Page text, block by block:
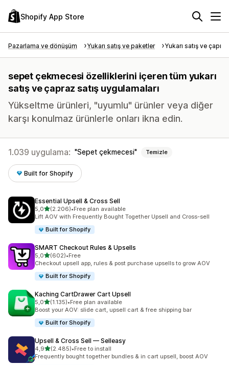
Shopify App Store
Pazarlama ve dönüşüm Yukarı satış ve paketler Yukarı satış ve
sepet çekmecesi özelliklerini içeren tüm yukarı
satış ve çapraz satış uygulamaları
Yükseltme ürünleri, "uyumlu" ürünler veya diğer
karşı konulmaz ürünlerle onları ikna edin.
1.039 uygulama: Sepet çekmecesi Temizle
Built for Shopify
Essential Upsell & Cross Sell
5,05 yıldız üzerinden
(2.206)
toplam 2206 değerlendirme
•Free plan available
Lift AOV with Frequently Bought Together Upsell and Cross-sell
Built for Shopify
SMART Checkout Rules & Upsells
5,05 yıldız üzerinden
(602)
toplam 602 değerlendirme
•Free
Checkout upsell app, rules & post purchase upsells to grow AOV
Built for Shopify
Kaching CartDrawer Cart Upsell
5,05 yıldız üzerinden
(1.135)
toplam 1135 değerlendirme
•Free plan available
Boost your AOV: slide cart, upsell cart & free shipping bar
Built for Shopify
Upsell & Cross Sell — Selleasy
4,95 yıldız üzerinden
(2.485)
toplam 2485 değerlendirme
•Free to install
Frequently bought together bundles & in cart upsell, boost AOV